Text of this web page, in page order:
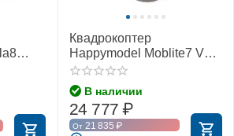
Квадрокоптер
Happymodel Moblite7 V3
HD с Walksnail Avatar
(ELRS 2,4 ГГц)
В наличии
24 777 ₽
От 21 835 ₽